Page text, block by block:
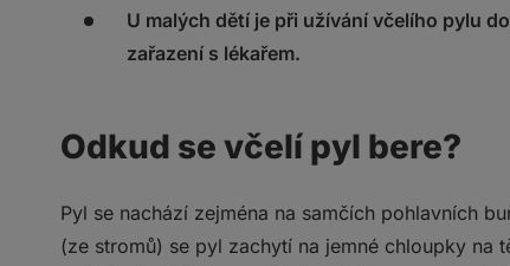
3. Protizánětlivé účinky
4. Antimikrobiální potenciál
U malých dětí je při užívání včelího pylu
zařazení s lékařem.
Odkud se včelí pyl bere?
Pyl se nachází zejména na samčích pohlavních
(ze stromů) se pyl zachytí na jemné chloupky na